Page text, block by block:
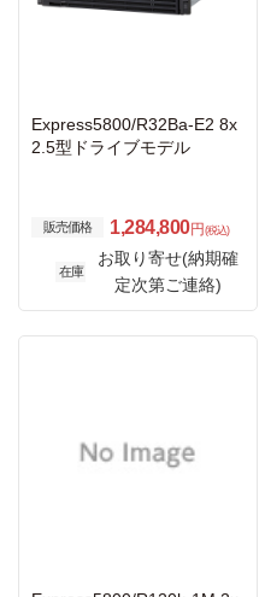
Express5800/R32Ba-E2 8x
2.5型ドライブモデル
販売価格 1,284,800円 (税込)
在庫
お取り寄せ(納期確
定次第ご連絡)